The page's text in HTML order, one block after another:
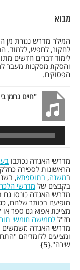
מבוא
המילה מדרש נגזרת מן
לחקור, לחפש, ללמוד.
לימוד דברים חדשים
והסקת מסקנות מעבר
הפסוקים.
"חיים נחמן
מדרשי האגדה נכתבו
הראשונות לספירה
במשנה, בתוספתא,
בקבצים של מדרשי הלכה
מדרשי האגדה כונסו
מופיעה בכותר שלהם,
מציינת אפוא גם ספר
חז"ל לחמישה חומשי
מדרשי האגדה משמשים
ומציעים ללומדיהם
שירה". 5